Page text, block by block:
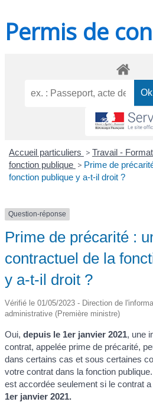
Permis de
Accueil particuliers > Travail -
fonction publique > Prime de
fonction publique y a-t-il droit ?
Question-réponse
Prime de précarité :
contractuel de la
y a-t-il droit ?
Vérifié le 01/05/2023 - Direction de
administrative (Première ministre)
Oui,depuis le 1er janvier 2021, une
contrat, appelée prime de précarité,
dans certains cas et sous certaines
votre contrat dans la fonction
est accordée seulement si le contrat
1er janvier 2021.